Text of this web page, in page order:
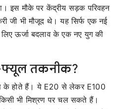
इस मौके पर केंद्रीय सड़क परिवहन
जी भी मौजूद थे। यह सिर्फ एक नई
लिए ऊर्जा बदलाव के एक नए युग की
तकनीक?
के होते हैं। ये E20 से लेकर E100
भी मिश्रण पर चल सकते हैं।